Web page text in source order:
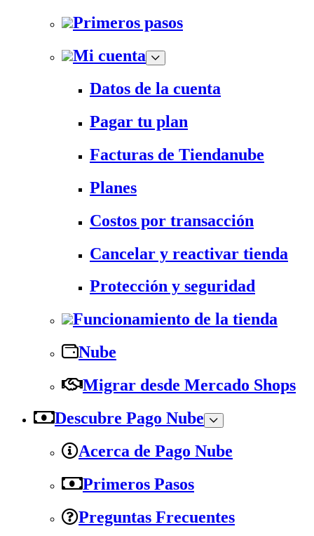
Primeros pasos
Mi cuenta
Datos de la cuenta
Pagar tu plan
Facturas de Tiendanube
Planes
Costos por transacción
Cancelar y reactivar tienda
Protección y seguridad
Funcionamiento de la tienda
Nube
Migrar desde Mercado Shops
Descubre Pago Nube
Acerca de Pago Nube
Primeros Pasos
Preguntas Frecuentes